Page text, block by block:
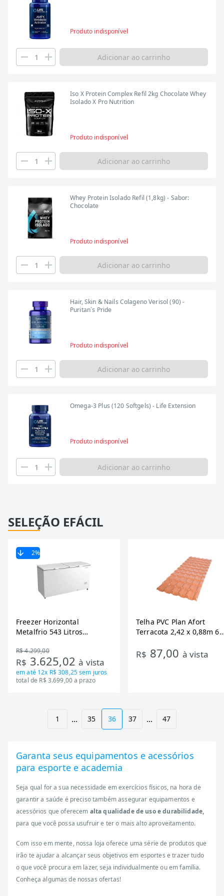
Produto indisponível
Adicionar ao carrinho
Iso X Protein Complex Refil 2kg Chocolate Whey
Isolado X Pro Nutrition
Produto indisponível
Adicionar ao carrinho
Whey Protein Isolado Refil (1,8kg) - Sabor:
Chocolate
Produto indisponível
Adicionar ao carrinho
Hair, Skin & Nails Colageno Verisol (90) -
Puritan`s Pride
Produto indisponível
Adicionar ao carrinho
Omega-3 Plus (120 Softgels) - Life Extension
Produto indisponível
Adicionar ao carrinho
SELEÇÃO EFÁCIL
2%
Freezer Horizontal
Metalfrio 543 Litros
Tecnologia Inverter, Branco,
Bivolt
R$ 4.299,00
R$ 3.625,02à vista
em até 12x R$ 308,25sem juros
total de R$ 3.699,00 a prazo
Telha PVC Plan Afort
Terracota 2,42 x 0,88m 6
R$ 87,00 à vista
1 ... 35 36 37 ... 47
Garanta seus equipamentos e acessórios
para esporte e academia
Seja qual for a sua necessidade em exercícios físicos, na hora de
garantir a saúde é preciso também assegurar equipamentos e
acessórios que oferecem alta qualidade de uso e durabilidade,
para que você possa usufruir e ter o mais alto aproveitamento.
Com isso em mente, nossa loja oferece uma série de produtos que
irão te ajudar a alcançar seus objetivos em esportes e trazer tudo
o que você procura em lazer, seja individualmente ou em família.
Conheça algumas de nossas ofertas!